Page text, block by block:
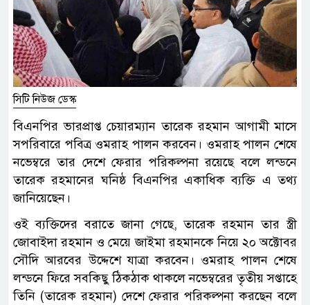
সিটি নিউজ ডেস্ক
বিএনপির ভারপ্রাপ্ত চেয়ারম্যান তারেক রহমান আগামী মাসে
সপরিবারে পবিত্র ওমরাহ পালন করবেন। ওমরাহ পালন শেষে
নভেম্বরে তার দেশে ফেরার পরিকল্পনা রয়েছে বলে লন্ডনে
তারেক রহমানের ঘনিষ্ঠ বিএনপির একাধিক ব্যক্তি এ তথ্য
জানিয়েছেন।
ওই ব্যক্তিদের বরাতে জানা গেছে, তারেক রহমান তার স্ত্রী
জোবাইদা রহমান ও মেয়ে জাইমা রহমানকে নিয়ে ২০ অক্টোবর
সৌদি আরবের উদ্দেশে যাত্রা করবেন। ওমরাহ পালন শেষে
লন্ডনে ফিরে সবকিছু ঠিকঠাক থাকলে নভেম্বরের তৃতীয় সপ্তাহে
তিনি (তারেক রহমান) দেশে ফেরার পরিকল্পনা করছেন বলে